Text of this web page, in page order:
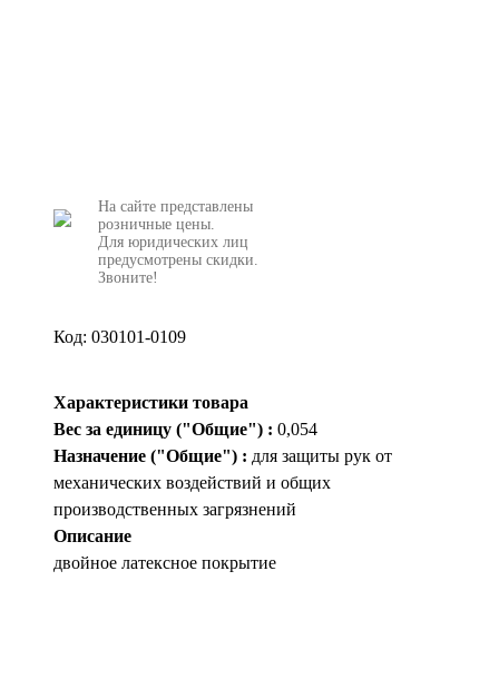
На сайте представлены
розничные цены.
Для юридических лиц
предусмотрены скидки.
Звоните!
Код: 030101-0109
Характеристики товара
Вес за единицу ("Общие") : 0,054
Назначение ("Общие") : для защиты рук от
механических воздействий и общих
производственных загрязнений
Описание
двойное латексное покрытие